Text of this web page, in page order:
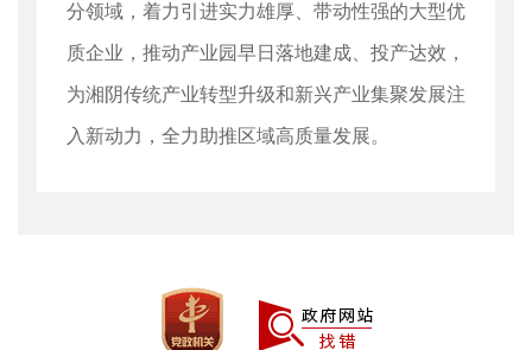
分领域，着力引进实力雄厚、带动性强的大型优
质企业，推动产业园早日落地建成、投产达效，
为湘阴传统产业转型升级和新兴产业集聚发展注
入新动力，全力助推区域高质量发展。